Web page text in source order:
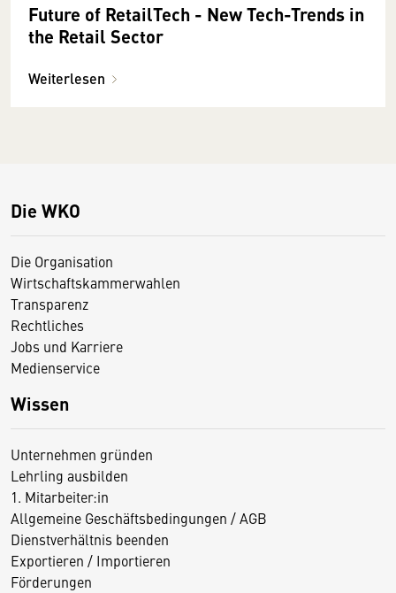
Future of RetailTech - New Tech-Trends in
the Retail Sector
Weiterlesen
Die WKO
Die Organisation
Wirtschaftskammerwahlen
Transparenz
Rechtliches
Jobs und Karriere
Medienservice
Wissen
Unternehmen gründen
Lehrling ausbilden
1. Mitarbeiter:in
Allgemeine Geschäftsbedingungen / AGB
Dienstverhältnis beenden
Exportieren / Importieren
Förderungen